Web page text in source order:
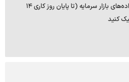
🔴 اکسل جامع داده‌های بازار سرمایه (تا پایان روز کاری ۱۴